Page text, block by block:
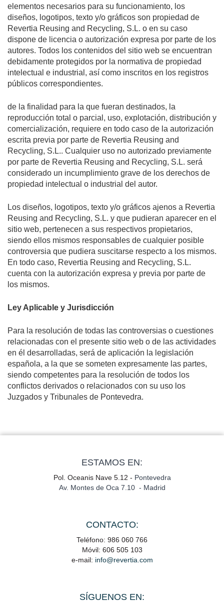
elementos necesarios para su funcionamiento, los
diseños, logotipos, texto y/o gráficos son propiedad de
Revertia Reusing and Recycling, S.L. o en su caso
dispone de licencia o autorización expresa por parte de los
autores. Todos los contenidos del sitio web se encuentran
debidamente protegidos por la normativa de propiedad
intelectual e industrial, así como inscritos en los registros
públicos correspondientes.
de la finalidad para la que fueran destinados, la
reproducción total o parcial, uso, explotación, distribución y
comercialización, requiere en todo caso de la autorización
escrita previa por parte de Revertia Reusing and
Recycling, S.L.. Cualquier uso no autorizado previamente
por parte de Revertia Reusing and Recycling, S.L. será
considerado un incumplimiento grave de los derechos de
propiedad intelectual o industrial del autor.
Los diseños, logotipos, texto y/o gráficos ajenos a Revertia
Reusing and Recycling, S.L. y que pudieran aparecer en el
sitio web, pertenecen a sus respectivos propietarios,
siendo ellos mismos responsables de cualquier posible
controversia que pudiera suscitarse respecto a los mismos.
En todo caso, Revertia Reusing and Recycling, S.L.
cuenta con la autorización expresa y previa por parte de
los mismos.
Ley Aplicable y Jurisdicción
Para la resolución de todas las controversias o cuestiones
relacionadas con el presente sitio web o de las actividades
en él desarrolladas, será de aplicación la legislación
española, a la que se someten expresamente las partes,
siendo competentes para la resolución de todos los
conflictos derivados o relacionados con su uso los
Juzgados y Tribunales de Pontevedra.
ESTAMOS EN:
Pol. Oceanis Nave 5.12 - Pontevedra
Av. Montes de Oca 7.10 - Madrid
CONTACTO:
Teléfono: 986 060 766
Móvil: 606 505 103
e-mail: info@revertia.com
SÍGUENOS EN: